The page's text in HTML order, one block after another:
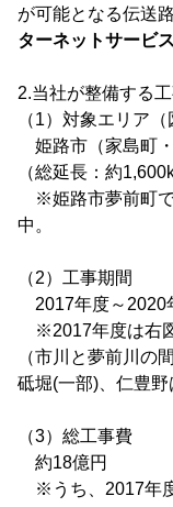
が可能となる伝送
ターネットサービ
2.当社が整備する
（1）対象エリア
姫路市（家島町
（総延長：約
※姫路市夢前町で
中。
（2）工事期間
2017年度～2020
※2017年度は右
（市川と夢前川の
砥堀(一部)、仁豊野
（3）総工事費
約18億円
※うち、2017年